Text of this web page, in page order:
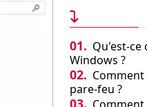
01. Qu'est-ce
Windows ?
02.
pare-feu ?
03.